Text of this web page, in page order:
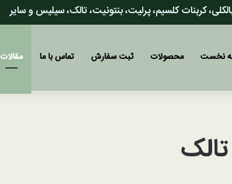
کربنات کلسیم، پرلیت، بنتونیت، تالک، سیلیس و سایر
نخست محصولات ثبت سفارش تماس با ما مقالات